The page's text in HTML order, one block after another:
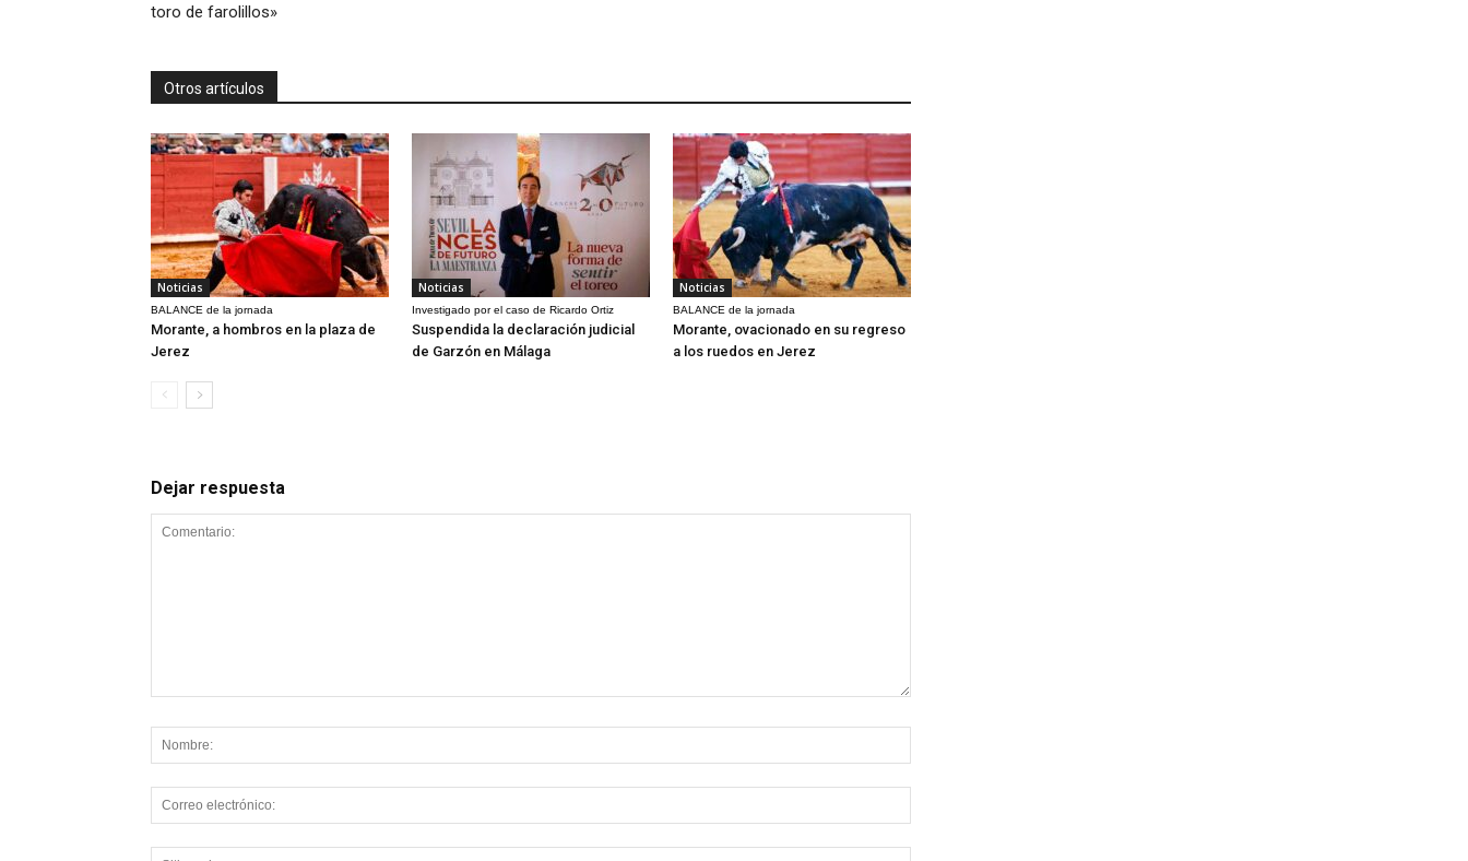
toro de farolillos»
Otros artículos
Noticias
BALANCE de la jornada
Morante, a hombros en la plaza de
Jerez
Noticias
Investigado por el caso de Ricardo Ortiz
Suspendida la declaración judicial
de Garzón en Málaga
Noticias
BALANCE de la jornada
Morante, ovacionado en su regreso
a los ruedos en Jerez
Dejar respuesta